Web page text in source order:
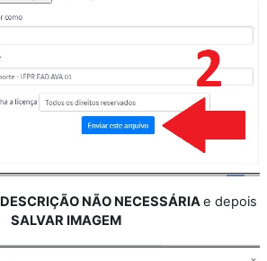
DESCRIÇÃO NÃO NECESSÁRIAe depois
SALVAR IMAGEM